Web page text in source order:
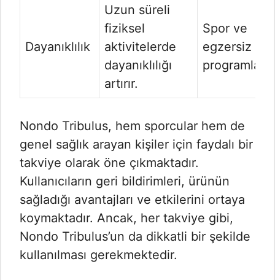
Dayanıklılık
Uzun süreli
fiziksel
aktivitelerde
dayanıklılığı
artırır.
Spor ve
egzersiz
programları
Nondo Tribulus, hem sporcular hem de
genel sağlık arayan kişiler için faydalı bir
takviye olarak öne çıkmaktadır.
Kullanıcıların geri bildirimleri, ürünün
sağladığı avantajları ve etkilerini ortaya
koymaktadır. Ancak, her takviye gibi,
Nondo Tribulus’un da dikkatli bir şekilde
kullanılması gerekmektedir.